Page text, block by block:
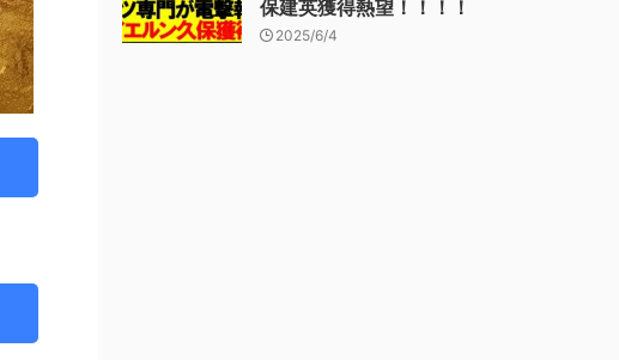
保建英獲得熱望！！！！
2025/6/4